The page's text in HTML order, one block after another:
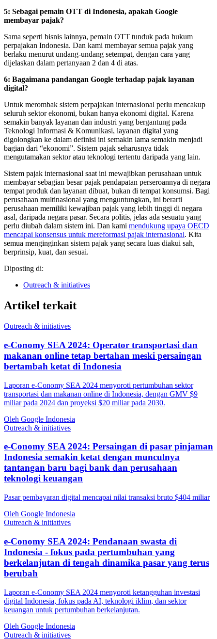
5: Sebagai pemain OTT di Indonesia, apakah Google
membayar pajak?
Sama seperti bisnis lainnya, pemain OTT tunduk pada hukum
perpajakan Indonesia. Dan kami membayar semua pajak yang
berlaku menurut undang-undang setempat, dengan cara yang
dijelaskan dalam pertanyaan 2 dan 4 di atas.
6: Bagaimana pandangan Google terhadap pajak layanan
digital?
Untuk merombak sistem perpajakan internasional perlu mencakup
seluruh sektor ekonomi, bukan hanya ekonomi digital. Karena
semakin banyak layanan dan industri yang bergantung pada
Teknologi Informasi & Komunikasi, layanan digital yang
digolongkan ke dalam definisi ini semakin lama semakin menjadi
bagian dari “ekonomi”. Sistem pajak seharusnya tidak
mengutamakan sektor atau teknologi tertentu daripada yang lain.
Sistem pajak internasional saat ini mewajibkan perusahaan untuk
membayar sebagian besar pajak pendapatan perseroannya di negara
tempat produk dan layanan dibuat, bukan di tempat konsumsi. Bagi
perusahaan multinasional yang menguntungkan, ini berarti
perusahaan memiliki kewajiban pajak yang lebih tinggi di negara
asal, daripada negara pasar. Secara politis, jelas ada sesuatu yang
perlu diubah dalam sistem ini. Dan kami mendukung upaya OECD
mencapai konsensus untuk mereformasi pajak internasional. Kita
semua menginginkan sistem pajak yang secara luas diakui sah,
berprinsip, kuat, dan sesuai.
Diposting di:
Outreach & initiatives
Artikel terkait
Outreach & initiatives
e-Conomy SEA 2024: Operator transportasi dan
makanan online tetap bertahan meski persaingan
bertambah ketat di Indonesia
Laporan e-Conomy SEA 2024 menyoroti pertumbuhan sektor
transportasi dan makanan online di Indonesia, dengan GMV $9
miliar pada 2024 dan proyeksi $20 miliar pada 2030.
Oleh Google Indonesia
Outreach & initiatives
e-Conomy SEA 2024: Persaingan di pasar pinjaman
Indonesia semakin ketat dengan munculnya
tantangan baru bagi bank dan perusahaan
teknologi keuangan
Pasar pembayaran digital mencapai nilai transaksi bruto $404 miliar
Oleh Google Indonesia
Outreach & initiatives
e-Conomy SEA 2024: Pendanaan swasta di
Indonesia - fokus pada pertumbuhan yang
berkelanjutan di tengah dinamika pasar yang terus
berubah
Laporan e-Conomy SEA 2024 menyoroti ketangguhan investasi
digital Indonesia, fokus pada AI, teknologi iklim, dan sektor
keuangan untuk pertumbuhan berkelanjutan.
Oleh Google Indonesia
Outreach & initiatives